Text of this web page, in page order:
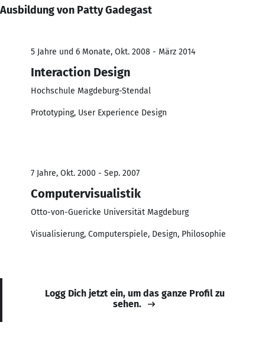
Ausbildung von Patty Gadegast
5 Jahre und 6 Monate, Okt. 2008 - März 2014
Interaction Design
Hochschule Magdeburg-Stendal
Prototyping, User Experience Design
7 Jahre, Okt. 2000 - Sep. 2007
Computervisualistik
Otto-von-Guericke Universität Magdeburg
Visualisierung, Computerspiele, Design, Philosophie
Logg Dich jetzt ein, um das ganze Profil zu
sehen.